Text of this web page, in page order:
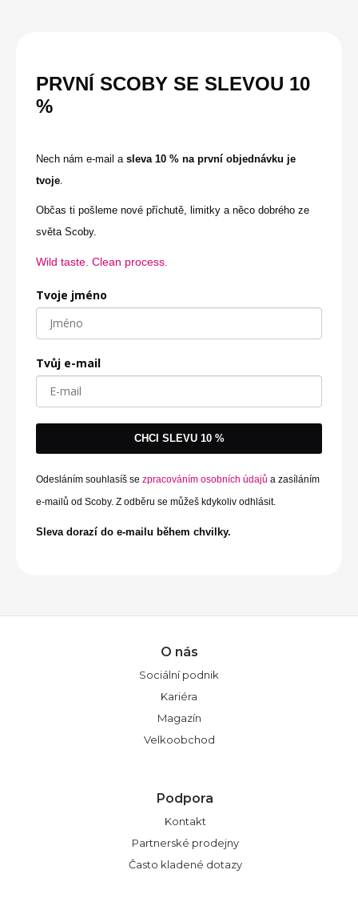
PRVNÍ SCOBY SE SLEVOU 10
%
Nech nám e-mail a sleva 10 % na první objednávku je
tvoje.
Občas ti pošleme nové příchutě, limitky a něco dobrého ze
světa Scoby.
Wild taste. Clean process.
Tvoje jméno
Tvůj e-mail
CHCI SLEVU 10 %
Odesláním souhlasíš se zpracováním osobních údajů a zasíláním
e-mailů od Scoby. Z odběru se můžeš kdykoliv odhlásit.
Sleva dorazí do e-mailu během chvilky.
O nás
Sociální podnik
Kariéra
Magazín
Velkoobchod
Podpora
Kontakt
Partnerské prodejny
Často kladené dotazy